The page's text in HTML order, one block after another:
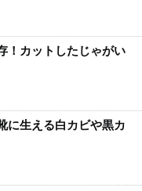
！カットしたじゃがい
に生える白カビや黒カ